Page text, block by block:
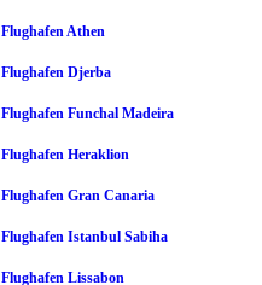
Flughafen Athen
Flughafen Djerba
Flughafen Funchal Madeira
Flughafen Heraklion
Flughafen Gran Canaria
Flughafen Istanbul Sabiha
Flughafen Lissabon